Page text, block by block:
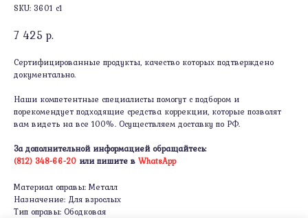
SKU: 3601 c1
7 425 р.
Сертифицированные продукты, качество которых подтверждено
документально.
Наши компетентные специалисты помогут с подбором и
порекомендует подходящие средства коррекции, которые позволят
вам видеть на все 100%. Осуществляем доставку по РФ.
За дополнительной информацией обращайтесь:
(812) 348-66-20 или пишите в WhatsApp
Материал оправы: Металл
Назначение: Для взрослых
Тип оправы: Ободковая